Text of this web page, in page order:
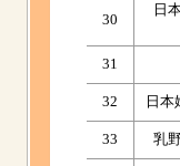
30
日
31
32 日本
33 乳